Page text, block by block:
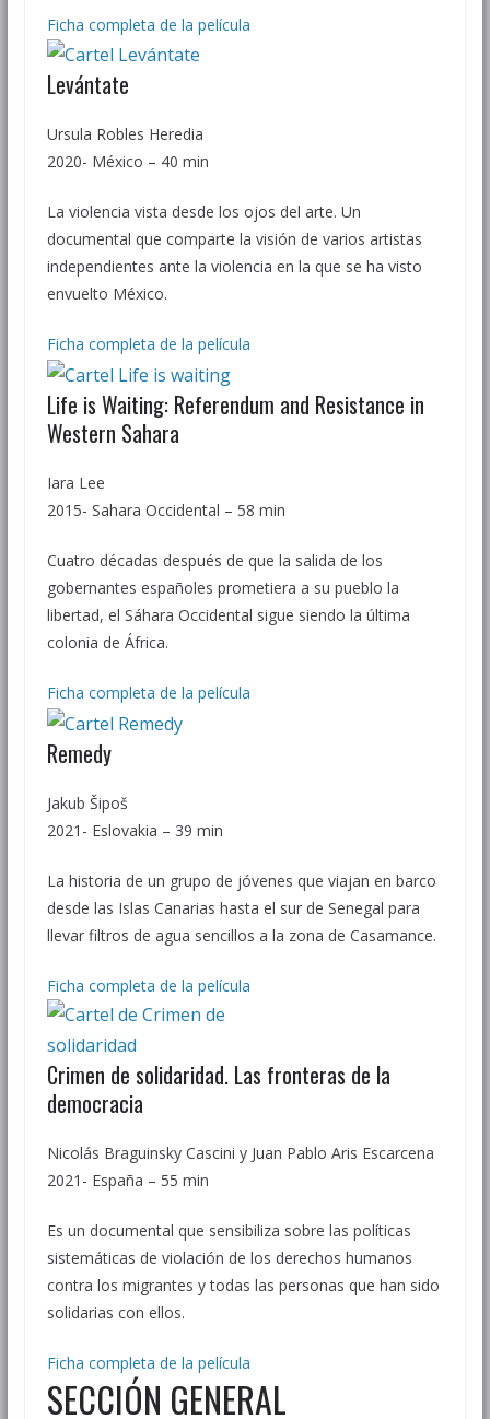
Ficha completa de la película
Levántate
Ursula Robles Heredia
2020- México – 40 min
La violencia vista desde los ojos del arte. Un
documental que comparte la visión de varios artistas
independientes ante la violencia en la que se ha visto
envuelto México.
Ficha completa de la película
Life is Waiting: Referendum and Resistance in
Western Sahara
Iara Lee
2015- Sahara Occidental – 58 min
Cuatro décadas después de que la salida de los
gobernantes españoles prometiera a su pueblo la
libertad, el Sáhara Occidental sigue siendo la última
colonia de África.
Ficha completa de la película
Remedy
Jakub Šipoš
2021- Eslovakia – 39 min
La historia de un grupo de jóvenes que viajan en barco
desde las Islas Canarias hasta el sur de Senegal para
llevar filtros de agua sencillos a la zona de Casamance.
Ficha completa de la película
Crimen de solidaridad. Las fronteras de la
democracia
Nicolás Braguinsky Cascini y Juan Pablo Aris Escarcena
2021- España – 55 min
Es un documental que sensibiliza sobre las políticas
sistemáticas de violación de los derechos humanos
contra los migrantes y todas las personas que han sido
solidarias con ellos.
Ficha completa de la película
SECCIÓN GENERAL